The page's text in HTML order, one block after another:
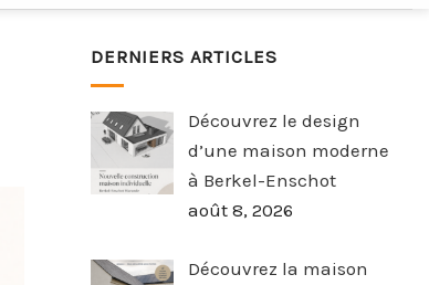
DERNIERS ARTICLES
Découvrez le design
d’une maison moderne
à Berkel-Enschot
août 8, 2026
Découvrez la maison